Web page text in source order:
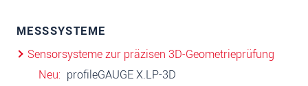
MESSSYSTEME
Sensorsysteme zur präzisen 3D-Geometrieprüfung
Neu
profileGAUGE X.LP-3D